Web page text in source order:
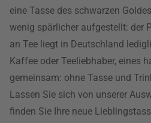
eine Tasse des schwarzen
wenig spärlicher aufgestellt: der
an Tee liegt in Deutschland
Kaffee oder Teeliebhaber, eines
gemeinsam: ohne Tasse und
Lassen Sie sich von unserer
finden Sie Ihre neue